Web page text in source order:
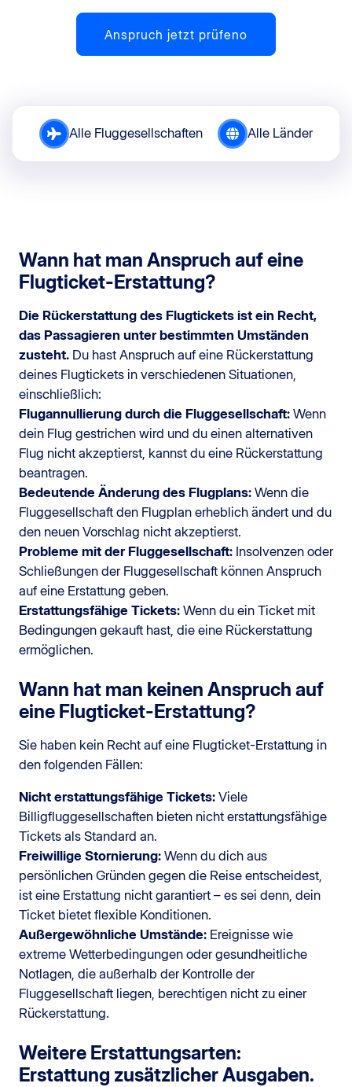
Anspruch jetzt prüfeno
Alle Fluggesellschaften Alle Länder
Wann hat man Anspruch auf eine
Flugticket-Erstattung?
Die Rückerstattung des Flugtickets ist ein Recht,
das Passagieren unter bestimmten Umständen
zusteht. Du hast Anspruch auf eine Rückerstattung
deines Flugtickets in verschiedenen Situationen,
einschließlich:
Flugannullierung durch die Fluggesellschaft: Wenn
dein Flug gestrichen wird und du einen alternativen
Flug nicht akzeptierst, kannst du eine Rückerstattung
beantragen.
Bedeutende Änderung des Flugplans: Wenn die
Fluggesellschaft den Flugplan erheblich ändert und du
den neuen Vorschlag nicht akzeptierst.
Probleme mit der Fluggesellschaft: Insolvenzen oder
Schließungen der Fluggesellschaft können Anspruch
auf eine Erstattung geben.
Erstattungsfähige Tickets: Wenn du ein Ticket mit
Bedingungen gekauft hast, die eine Rückerstattung
ermöglichen.
Wann hat man keinen Anspruch auf
eine Flugticket-Erstattung?
Sie haben kein Recht auf eine Flugticket-Erstattung in
den folgenden Fällen:
Nicht erstattungsfähige Tickets: Viele
Billigfluggesellschaften bieten nicht erstattungsfähige
Tickets als Standard an.
Freiwillige Stornierung: Wenn du dich aus
persönlichen Gründen gegen die Reise entscheidest,
ist eine Erstattung nicht garantiert – es sei denn, dein
Ticket bietet flexible Konditionen.
Außergewöhnliche Umstände: Ereignisse wie
extreme Wetterbedingungen oder gesundheitliche
Notlagen, die außerhalb der Kontrolle der
Fluggesellschaft liegen, berechtigen nicht zu einer
Rückerstattung.
Weitere Erstattungsarten:
Erstattung zusätzlicher Ausgaben.